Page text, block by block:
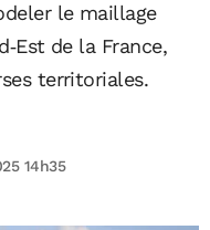
le maillage
de la France,
territoriales.
14h35